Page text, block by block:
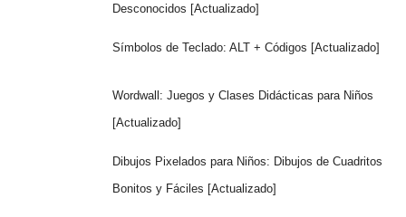
Desconocidos [Actualizado]
Símbolos de Teclado: ALT + Códigos [Actualizado]
Wordwall: Juegos y Clases Didácticas para Niños
[Actualizado]
Dibujos Pixelados para Niños: Dibujos de Cuadritos
Bonitos y Fáciles [Actualizado]